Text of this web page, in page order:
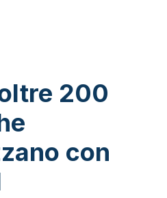
200
con